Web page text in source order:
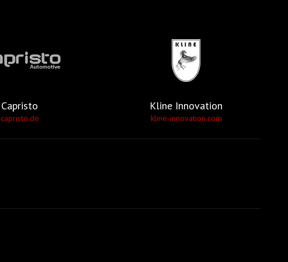
Capristo
capristo.de
Kline Innovation
kline-innovation.com